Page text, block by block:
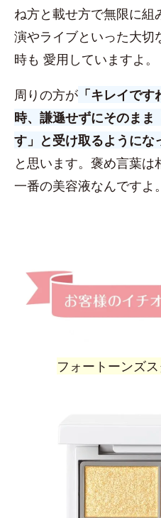
ね方と載せ方で無限に
演やライブといった大切
時も 愛用していますよ。
周りの方が 「キレイで
時、謙遜せずにそのまま
す」と受け取るようにな
と思います。褒め言葉は
一番の美容液なんですよ。
フォートーンズ